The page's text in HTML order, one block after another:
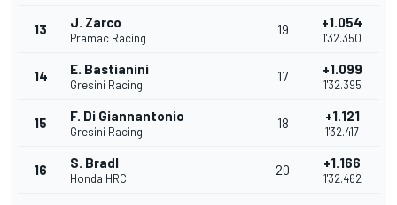
13 J. Zarco
Pramac Racing
19 +1.054
1'32.350
14 E. Bastianini
Gresini Racing
17 +1.099
1'32.395
15 F. Di Giannantonio
Gresini Racing
18 +1.121
1'32.417
16 S. Bradl
Honda HRC
20 +1.166
1'32.462